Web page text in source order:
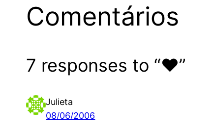
Comentários
7 responses to “♥”
Julieta
08/06/2006